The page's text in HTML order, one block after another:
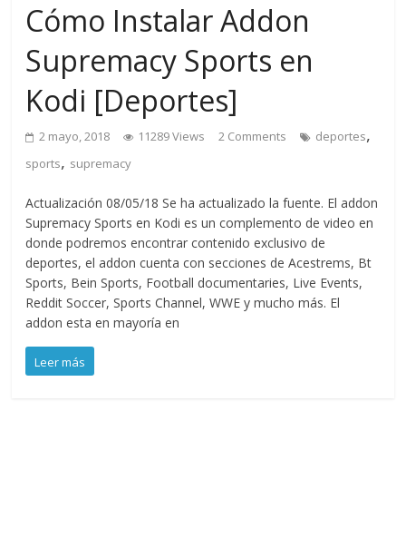
Cómo Instalar Addon
Supremacy Sports en
Kodi [Deportes]
2 mayo, 2018 11289 Views 2 Comments deportes,
sports, supremacy
Actualización 08/05/18 Se ha actualizado la fuente. El addon
Supremacy Sports en Kodi es un complemento de video en
donde podremos encontrar contenido exclusivo de
deportes, el addon cuenta con secciones de Acestrems, Bt
Sports, Bein Sports, Football documentaries, Live Events,
Reddit Soccer, Sports Channel, WWE y mucho más. El
addon esta en mayoría en
Leer más